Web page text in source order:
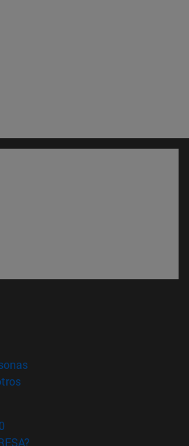
nueva ventana)
(abre en nueva ventana)
(abre en nueva ventana)